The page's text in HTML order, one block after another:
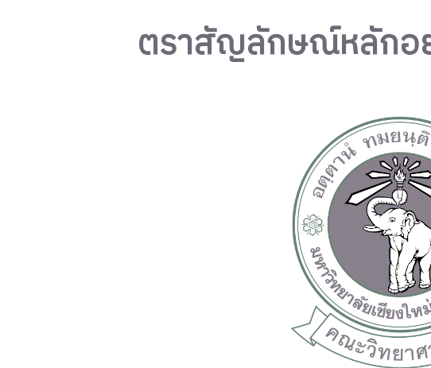
ตราสัญลักษณ์หลักอ